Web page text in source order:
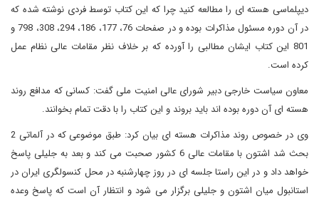
دیپلماسی هسته ای را مطالعه کنید چرا که این کتاب توسط فردی نوشته شده که
در آن دوره مسئول مذاکرات بوده و در صفحات 76، 177، 186، 294، 308، 798 و
801 این کتاب ایشان مطالبی را آورده که بر خلاف نظر مقامات عالی نظام عمل
کرده است.
معاون سیاست خارجی دبیر شورای عالی امنیت ملی گفت: کسانی که مدافع روند
هسته ای آن دوره بوده اند باید بروند و این کتاب را با دقت تمام بخوانند.
وی در خصوص روند مذاکرات هسته ای بیان کرد: طبق موضوعی که در آلماتی 2
بحث شد اشتون با مقامات عالی 6 کشور صحبت می کند و بعد به جلیلی پاسخ
خواهد داد و در این راستا جلسه ای در روز چهارشنبه در محل کنسولگری ایران در
استانبول میان اشتون و جلیلی برگزار می شود و انتظار آن است که پاسخ وعده